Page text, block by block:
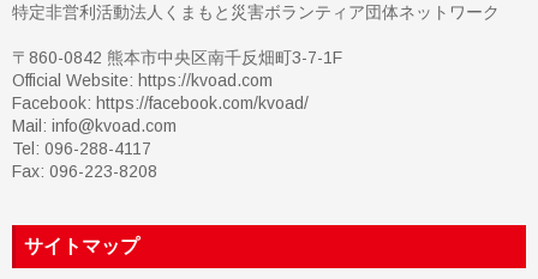
特定非営利活動法人くまもと災害ボランティア団体ネットワーク
〒860-0842 熊本市中央区南千反畑町3-7-1F
Official Website: https://kvoad.com
Facebook: https://facebook.com/kvoad/
Mail: info@kvoad.com
Tel: 096-288-4117
Fax: 096-223-8208
サイトマップ